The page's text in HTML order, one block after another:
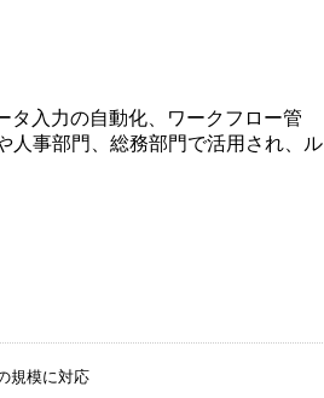
タ入力の自動化、ワークフロー管
人事部門、総務部門で活用され、ル
規模に対応